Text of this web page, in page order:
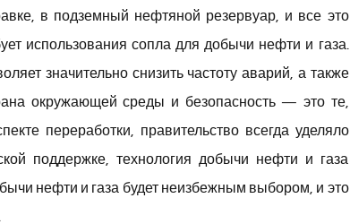
в подземный нефтяной резервуар, и все это
использования сопла для добычи нефти и газа.
значительно снизить частоту аварий, а также
окружающей среды и безопасность — это те,
переработки, правительство всегда уделяло
поддержке, технология добычи нефти и газа
нефти и газа будет неизбежным выбором, и это